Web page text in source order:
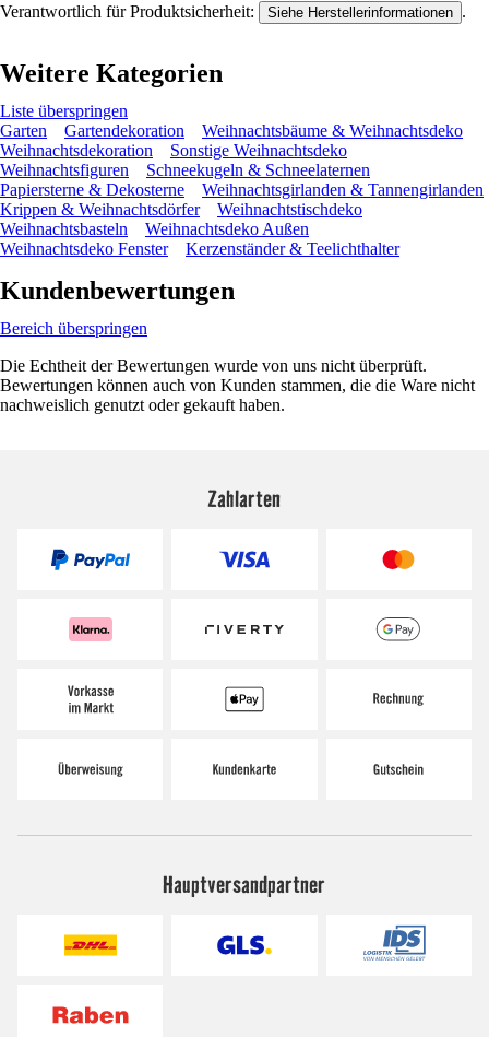
Verantwortlich für Produktsicherheit: Siehe Herstellerinformationen .
Weitere Kategorien
Liste überspringen
Garten
Gartendekoration
Weihnachtsbäume & Weihnachtsdeko
Weihnachtsdekoration
Sonstige Weihnachtsdeko
Weihnachtsfiguren
Schneekugeln & Schneelaternen
Papiersterne & Dekosterne
Weihnachtsgirlanden & Tannengirlanden
Krippen & Weihnachtsdörfer
Weihnachtstischdeko
Weihnachtsbasteln
Weihnachtsdeko Außen
Weihnachtsdeko Fenster
Kerzenständer & Teelichthalter
Kundenbewertungen
Bereich überspringen
Die Echtheit der Bewertungen wurde von uns nicht überprüft.
Bewertungen können auch von Kunden stammen, die die Ware nicht
nachweislich genutzt oder gekauft haben.
Zahlarten
Hauptversandpartner